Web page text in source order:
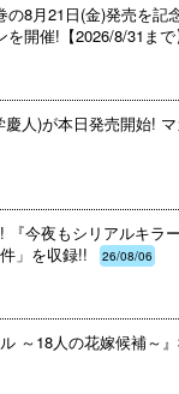
の8月21日(金)発売を
開催!【2026/8/31まで
慶人)が本日発売開始!
『今夜もシリアルキ
」を収録!!
26/08/06
～18人の花嫁候補～